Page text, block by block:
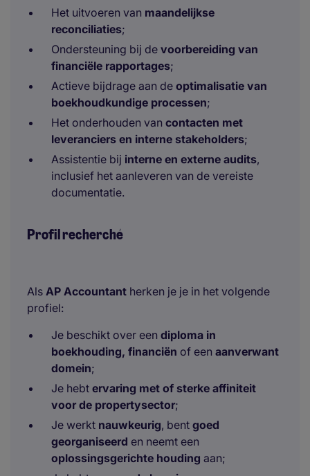
Het uitvoeren van maandelijkse
reconciliaties;
Ondersteuning bij de voorbereiding van
financiële rapportages;
Actieve bijdrage aan de optimalisatie van
boekhoudkundige processen;
Het onderhouden van contacten met
leveranciers en interne stakeholders;
Assistentie bij interne en externe audits,
inclusief het aanleveren van de vereiste
documentatie.
Profil recherché
Als AP Accountant herken je je in het volgende
profiel:
Je beschikt over een diploma in
boekhouding, financiën of een aanverwant
domein;
Je hebt ervaring met of sterke affiniteit
voor de propertysector;
Je werkt nauwkeurig, bent goed
georganiseerd en neemt een
oplossingsgerichte houding aan;